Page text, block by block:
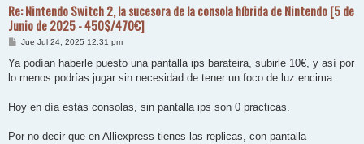
Re: Nintendo Switch 2, la sucesora de la consola híbrida de Nintendo [5 de
Junio de 2025 - 450$/470€]
M
n
a
Jue Jul 24, 2025 12:31 pm
Ya podían haberle puesto una pantalla ips barateira, subirle 10€, y así por
lo menos podrías jugar sin necesidad de tener un foco de luz encima.
Hoy en día estás consolas, sin pantalla ips son 0 practicas.
Por no decir que en Alliexpress tienes las replicas, con pantalla